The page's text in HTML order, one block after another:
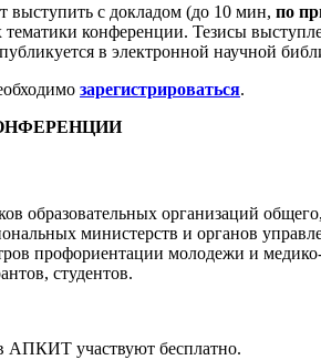
выступить с докладом (до 10 мин, по
конференции. Тезисы
в электронной научной
зарегистрироваться.
образовательных организаций
министерств и органов
профориентации молодежи и
студентов.
АПКИТ участвуют бесплатно.